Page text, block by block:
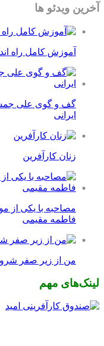
آخرین ویدئو ها
آموزش کامل راه
گف و گوی علی
ایرانی
زنان کارآفرین
مصاحبه با یکی از
فاطمه مقیمی
من از زیر صفر
لینک‌های مهم